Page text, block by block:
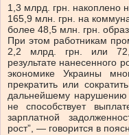
1,3 млрд. грн. накоплено
165,9 млн. грн. на
более 48,5 млн. грн.
При этом работникам
2,2 млрд. грн. или
результате нанесенного
экономике Украины
прекратить или
дальнейшему нарушению
не способствует
зарплатной
рост”, — говорится в